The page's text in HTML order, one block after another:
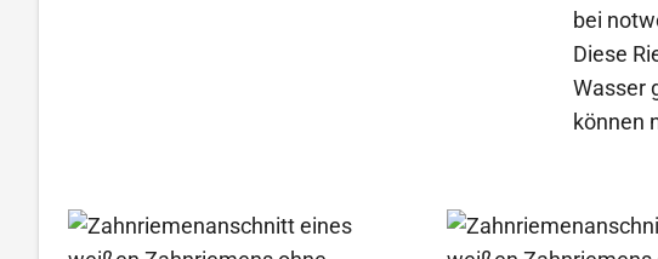
bei
Diese
Wasser
können